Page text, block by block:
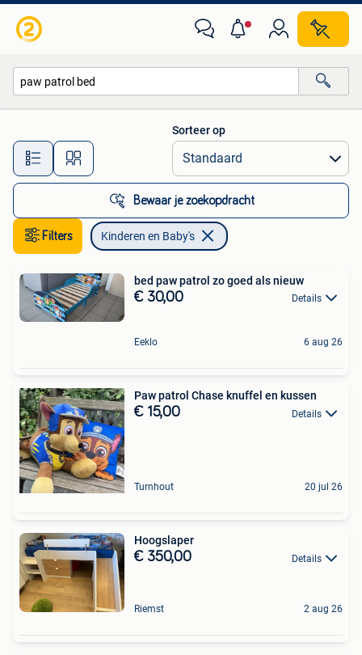
Alle afstanden…
Sorteer op
Bewaar je zoekopdracht
Filters Kinderen en Baby's
bed paw patrol zo goed als nieuw
€ 30,00 Details
Eeklo 6 aug 26
Paw patrol Chase knuffel en kussen
€ 15,00 Details
Turnhout 20 jul 26
Hoogslaper
€ 350,00 Details
Riemst 2 aug 26